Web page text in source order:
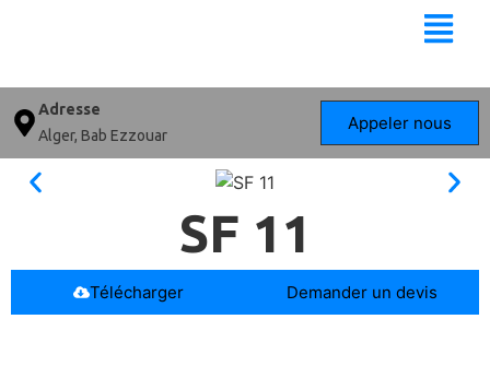
Appeler nous
Adresse
Alger, Bab Ezzouar
SF 11
Télécharger Demander un devis